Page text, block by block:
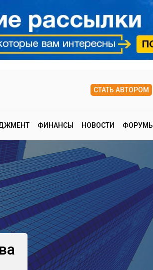
СТАТЬ АВТОРОМ
ФИНАНСЫ НОВОСТИ ФОРУМЫ